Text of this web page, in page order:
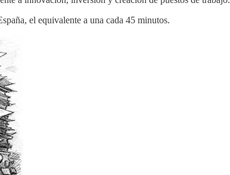
el equivalente a una cada 45 minutos.